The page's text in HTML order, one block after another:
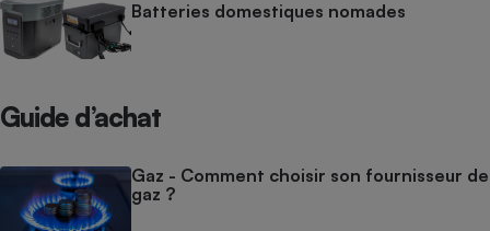
Batteries domestiques nomades
Guide d’achat
Gaz - Comment choisir son fournisseur de
gaz ?